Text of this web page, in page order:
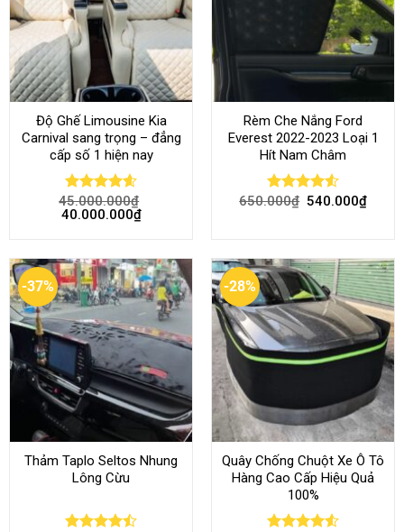
Độ Ghế Limousine Kia
Carnival sang trọng – đẳng
cấp số 1 hiện nay
Rated4.58
out of 5
45.000.000₫
40.000.000₫
Rèm Che Nắng Ford
Everest 2022-2023 Loại 1
Hít Nam Châm
Rated4.51
650.000₫ 540.000₫
-37%
Thảm Taplo Seltos Nhung
Lông Cừu
-28%
Quây Chống Chuột Xe Ô Tô
Hàng Cao Cấp Hiệu Quả
100%